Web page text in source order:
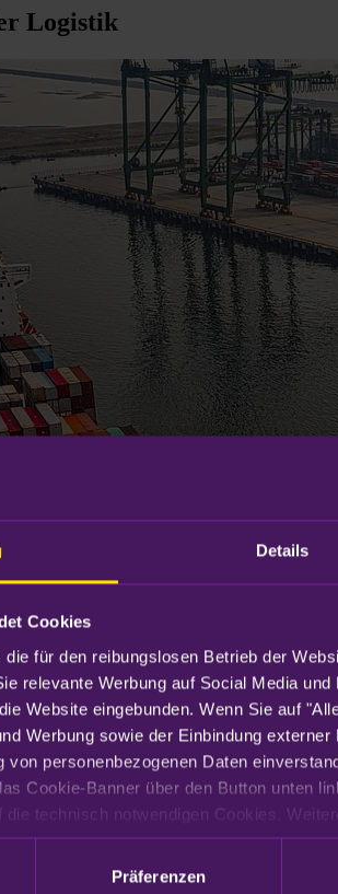
Details
Cookies
für den reibungslosen Betrieb der
relevante Werbung auf Social Media
Website eingebunden. Wenn Sie auf
Werbung sowie der Einbindung
von personenbezogenen Daten
Cookie-Banner über den Button unten
.
Präferenzen
Logistik